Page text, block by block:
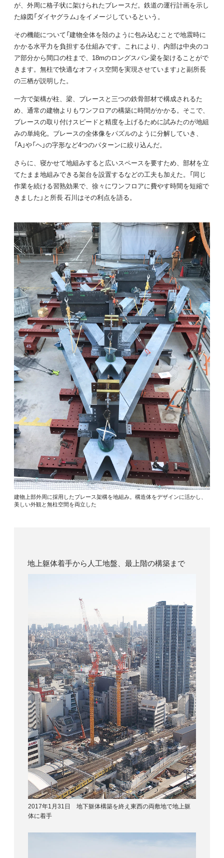
が、外周に格子状に架けられたブレースだ。鉄道の運行計画を示し
た線図「ダイヤグラム」をイメージしているという。
その機能について「建物全体を殻のように包み込むことで地震時に
かかる水平力を負担する仕組みです。これにより、内部は中央のコ
ア部分から間口の柱まで、18mのロングスパン梁を架けることがで
きます。無柱で快適なオフィス空間を実現させています」と副所長
の三栖が説明した。
一方で架構が柱、梁、ブレースと三つの鉄骨部材で構成されるた
め、通常の建物よりもワンフロアの構築に時間がかかる。そこで、
ブレースの取り付けスピードと精度を上げるために試みたのが地組
みの単純化。ブレースの全体像をパズルのように分解していき、
「A」や「ヘ」の字形など4つのパターンに絞り込んだ。
さらに、寝かせて地組みすると広いスペースを要すため、部材を立
てたまま地組みできる架台を設置するなどの工夫も加えた。「同じ
作業を続ける習熟効果で、徐々にワンフロアに費やす時間を短縮で
きました」と所長 石川はその利点を語る。
建物上部外周に採用したブレース架構を地組み。構造体をデザインに活かし、
美しい外観と無柱空間を両立した
地上躯体着手から人工地盤、最上階の構築まで
2017年1月31日 地下躯体構築を終え東西の両敷地で地上躯
体に着手